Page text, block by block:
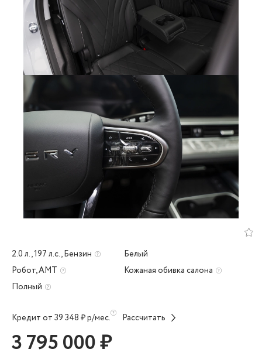
2.0 л., 197 л.с., Бензин
Робот, AMT
Полный
Белый
Кожаная обивка салона
Кредит от 39 348 ₽ р/мес. Рассчитать
3 795 000 ₽